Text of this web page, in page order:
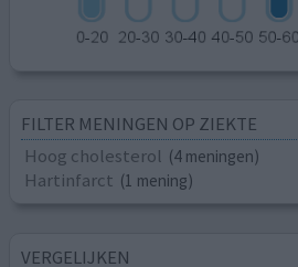
FILTER MENINGEN OP ZIEKTE
Hoog cholesterol (4 meningen)
Hartinfarct (1 mening)
VERGELIJKEN